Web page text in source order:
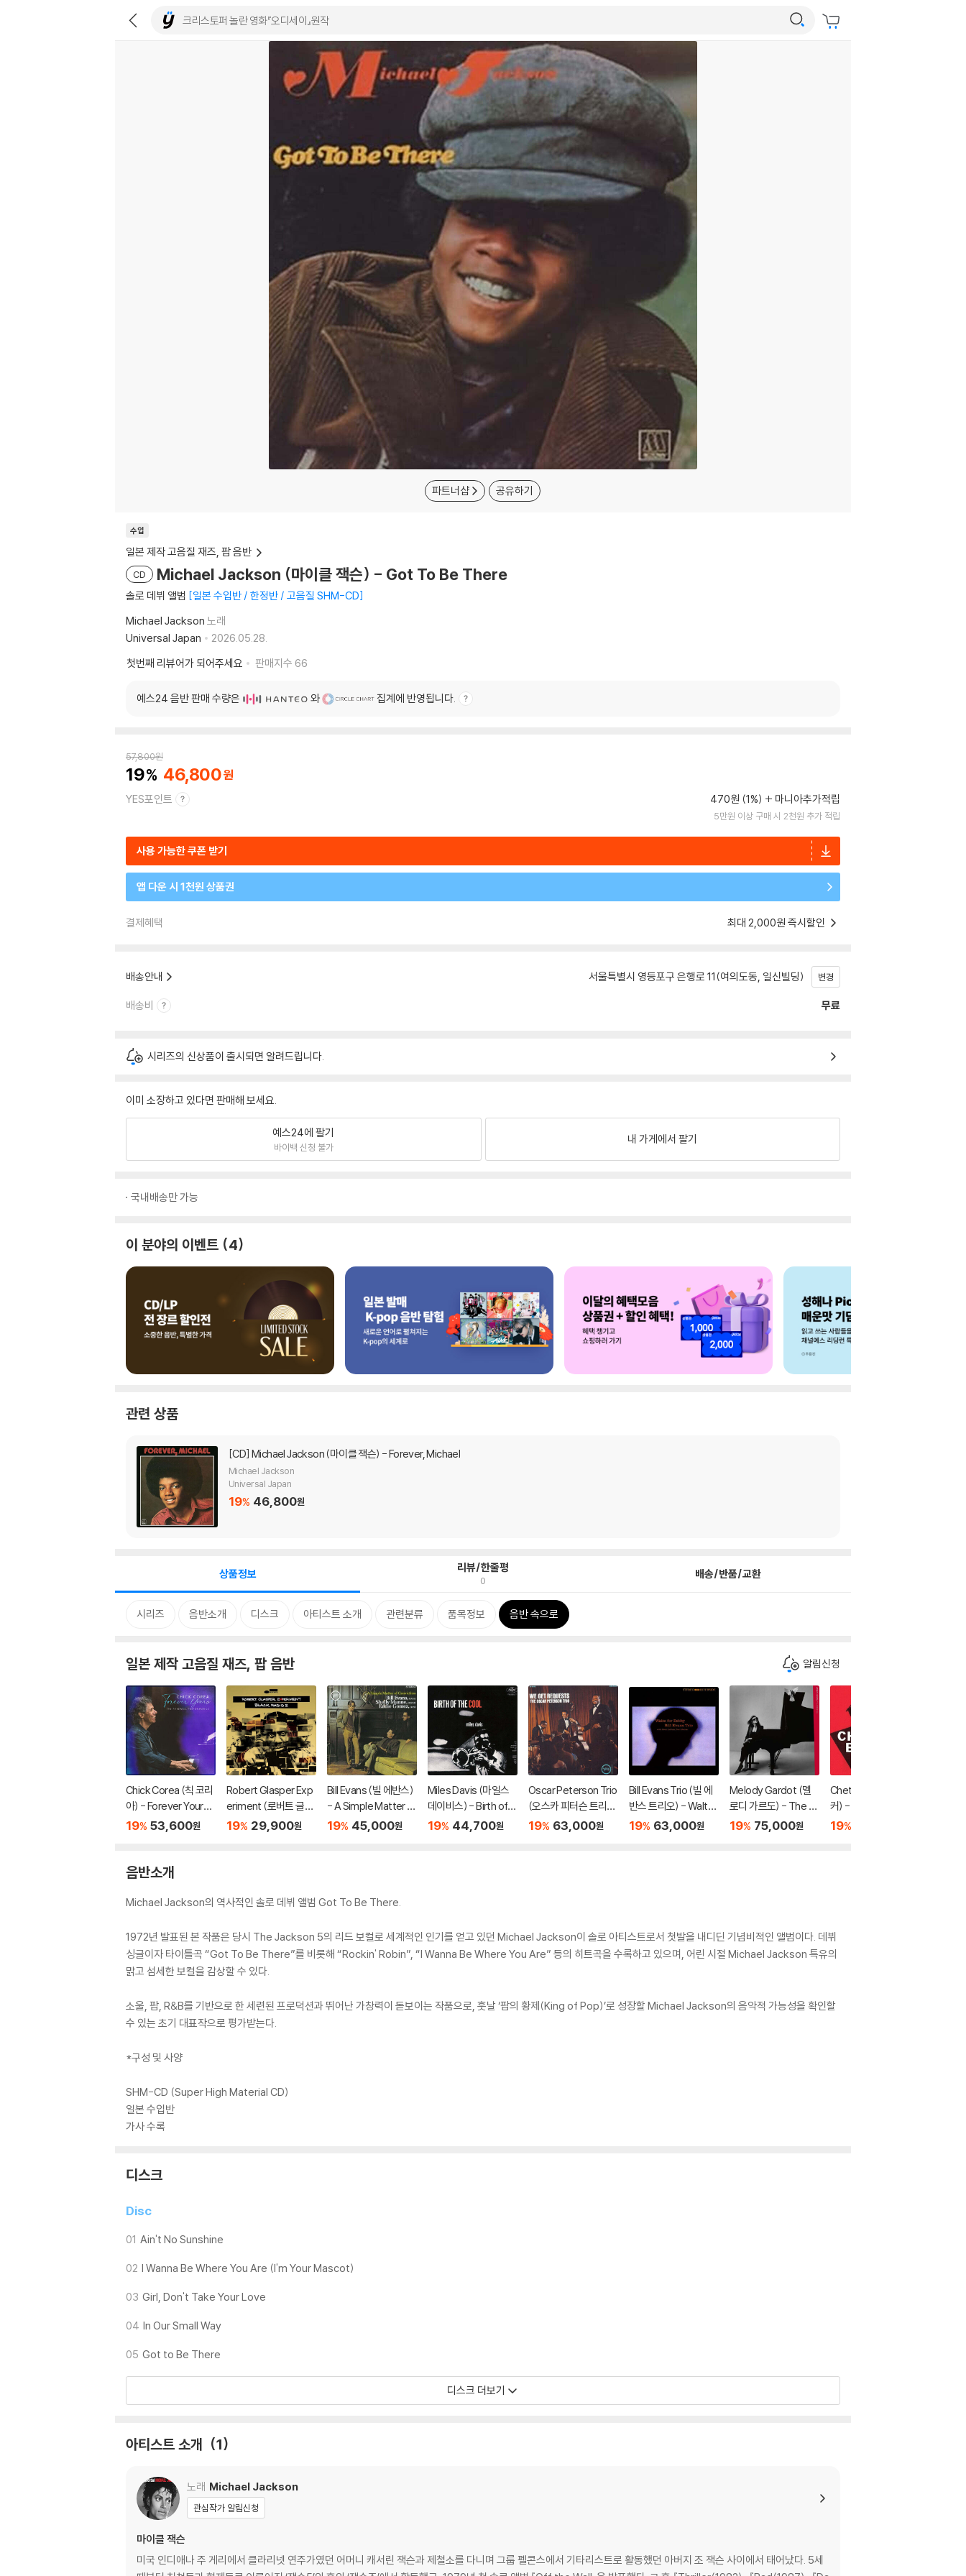
파트너샵 공유하기
수입
일본 제작 고음질 재즈, 팝 음반
CD Michael Jackson (마이클 잭슨) - Got To Be There
솔로 데뷔 앨범 일본 수입반 / 한정반 / 고음질 SHM-CD
Michael Jackson 노래
Universal Japan
2026.05.28.
첫번째 리뷰어가 되어주세요
판매지수 66
예스24 음반 판매 수량은 와 집계에 반영됩니다.
57,800원
19 46,800
YES포인트 470원 (1%) 마니아추가적립
5만원 이상 구매 시 2천원 추가 적립
사용 가능한 쿠폰 받기
앱 다운 시 1천원 상품권
결제혜택 최대 2,000원 즉시할인
배송안내 서울특별시 영등포구 은행로 11(여의도동, 일신빌딩) 변경
배송비 무료
시리즈의 신상품이 출시되면 알려드립니다.
이미 소장하고 있다면 판매해 보세요.
예스24에 팔기
바이백 신청 불가
내 가게에서 팔기
국내배송만 가능
이 분야의 이벤트 4
관련 상품
[CD] Michael Jackson (마이클 잭슨) - Forever, Michael
Michael Jackson
Universal Japan
19% 46,800원
상품정보 리뷰/한줄평
0 배송/반품/교환
시리즈 음반소개 디스크 아티스트 소개 관련분류 품목정보 음반 속으로
일본 제작 고음질 재즈, 팝 음반 알림신청
Chick Corea (칙 코리
아) - Forever Yours -
The Farewell Perfor
19% 53,600원
Robert Glasper Exp
eriment (로버트 글래
스퍼 익스페리먼트) -
19% 29,900원
Bill Evans (빌 에반스)
- A Simple Matter O
f Conviction [UHQC
19% 45,000원
Miles Davis (마일스
데이비스) - Birth of t
he Cool [UHQ-CD]
19% 44,700원
Oscar Peterson Trio
(오스카 피터슨 트리
오) - We Get Reque
19% 63,000원
Bill Evans Trio (빌 에
반스 트리오) - Waltz
For Debby [SHM-C
19% 63,000원
Melody Gardot (멜
로디 가르도) - The Es
sential
19% 75,000원
Chet Baker (쳇 베이
커) - Chet Baker Sin
gs
19%
음반소개
Michael Jackson의 역사적인 솔로 데뷔 앨범 Got To Be There.
1972년 발표된 본 작품은 당시 The Jackson 5의 리드 보컬로 세계적인 인기를 얻고 있던 Michael Jackson이 솔로 아티스트로서 첫발을 내디딘 기념비적인 앨범이다. 데뷔
싱글이자 타이틀곡 “Got To Be There”를 비롯해 “Rockin' Robin”, “I Wanna Be Where You Are” 등의 히트곡을 수록하고 있으며, 어린 시절 Michael Jackson 특유의
맑고 섬세한 보컬을 감상할 수 있다.
소울, 팝, R&B를 기반으로 한 세련된 프로덕션과 뛰어난 가창력이 돋보이는 작품으로, 훗날 ‘팝의 황제(King of Pop)’로 성장할 Michael Jackson의 음악적 가능성을 확인할
수 있는 초기 대표작으로 평가받는다.
*구성 및 사양
SHM-CD (Super High Material CD)
일본 수입반
가사 수록
디스크
Disc
01 Ain't No Sunshine
02 I Wanna Be Where You Are (I'm Your Mascot)
03 Girl, Don't Take Your Love
04 In Our Small Way
05 Got to Be There
디스크 더보기
아티스트 소개 1
노래 Michael Jackson
관심작가 알림신청
마이클 잭슨
미국 인디애나 주 게리에서 클라리넷 연주가였던 어머니 캐서린 잭슨과 제철소를 다니며 그룹 펠콘스에서 기타리스트로 활동했던 아버지 조 잭슨 사이에서 태어났다. 5세